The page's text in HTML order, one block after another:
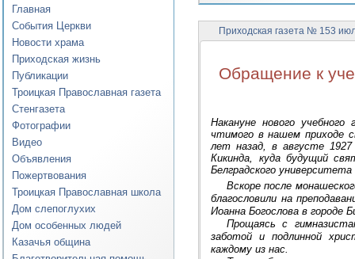
Главная
События Церкви
Новости храма
Приходская жизнь
Публикации
Троицкая Православная газета
Стенгазета
Фотографии
Видео
Объявления
Пожертвования
Троицкая Православная школа
Дом слепоглухих
Дом особенных людей
Казачья община
Приходская газета № 153
Обращение к
Накануне нового
чтимого в нашем приходе
лет назад, в августе 1927
Кикинда, куда будущий
Белградского университета
Вскоре после
благословили на
Иоанна Богослова в городе
Прощаясь с
заботой и подлинной
каждому из нас.